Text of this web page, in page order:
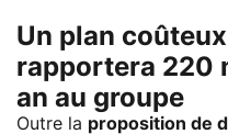
Un plan
rapportera 220
an au groupe
Outre la proposition de